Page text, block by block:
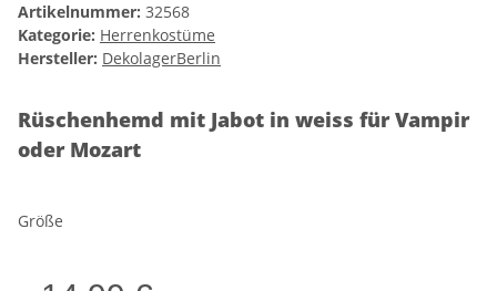
Artikelnummer: 32568
Kategorie: Herrenkostüme
Hersteller: DekolagerBerlin
Rüschenhemd mit Jabot in weiss für Vampir
oder Mozart
Größe